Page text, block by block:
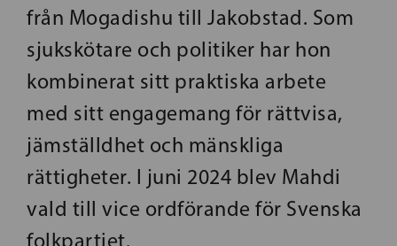
från Mogadishu till Jakobstad. Som
sjukskötare och politiker har hon
kombinerat sitt praktiska arbete
med sitt engagemang för rättvisa,
jämställdhet och mänskliga
rättigheter. I juni 2024 blev Mahdi
vald till vice ordförande för Svenska
folkpartiet.